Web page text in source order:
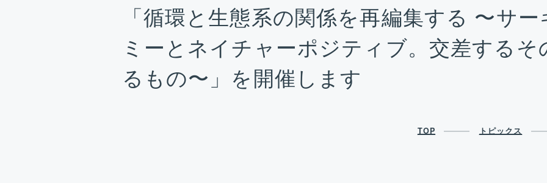
「循環と生態系の関係を再編集する 〜サ
ミーとネイチャーポジティブ。交差する
るもの〜」を開催します
TOP トピックス